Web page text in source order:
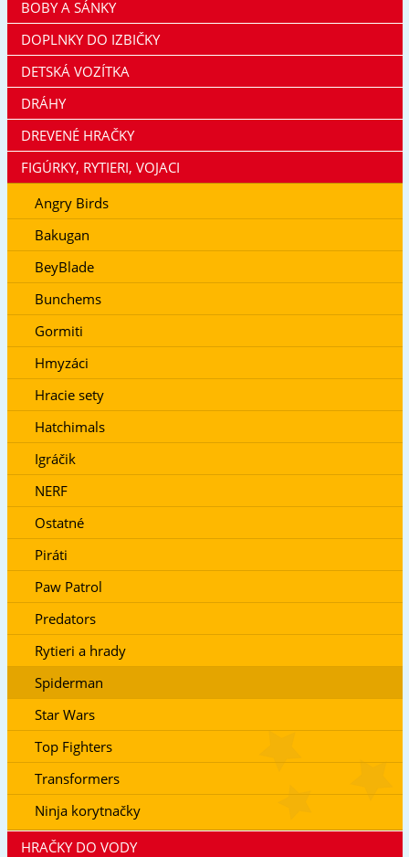
BOBY A SÁNKY
DOPLNKY DO IZBIČKY
DETSKÁ VOZÍTKA
DRÁHY
DREVENÉ HRAČKY
FIGÚRKY, RYTIERI, VOJACI
Angry Birds
Bakugan
BeyBlade
Bunchems
Gormiti
Hmyzáci
Hracie sety
Hatchimals
Igráčik
NERF
Ostatné
Piráti
Paw Patrol
Predators
Rytieri a hrady
Spiderman
Star Wars
Top Fighters
Transformers
Ninja korytnačky
HRAČKY DO VODY